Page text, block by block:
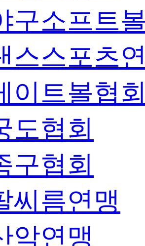
구소프트
스스포츠
이트볼협
도협회
구협회
씨름연맹
악연맹